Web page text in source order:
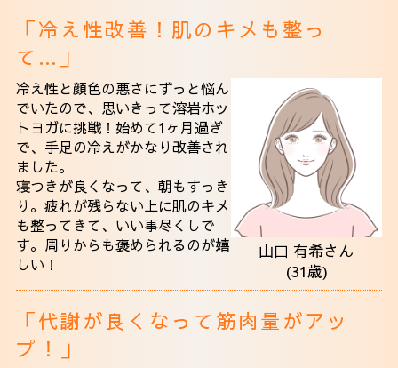
「冷え性改善！肌のキメも整っ
て…」
山口 有希さん
(31歳)
冷え性と顔色の悪さにずっと悩ん
でいたので、思いきって溶岩ホッ
トヨガに挑戦！始めて1ヶ月過ぎ
で、手足の冷えがかなり改善され
ました。
寝つきが良くなって、朝もすっき
り。疲れが残らない上に肌のキメ
も整ってきて、いい事尽くしで
す。周りからも褒められるのが嬉
しい！
「代謝が良くなって筋肉量がアッ
プ！」